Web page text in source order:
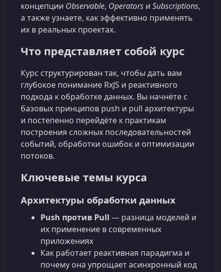
концепции Observable, Operators и Subscriptions,
а также узнаете, как эффективно применять
их в реальных проектах.
Что представляет собой курс
Курс структурирован так, чтобы дать вам
глубокое понимание RxJS и реактивного
подхода к обработке данных. Вы начнёте с
базовых принципов push и pull архитектуры
и постепенно перейдёте к практикам
построения сложных последовательностей
событий, обработки ошибок и оптимизации
потоков.
Ключевые темы курса
Архитектуры обработки данных
Push против Pull — разница моделей и
их применение в современных
приложениях
Как работает реактивная парадигма и
почему она упрощает асинхронный код